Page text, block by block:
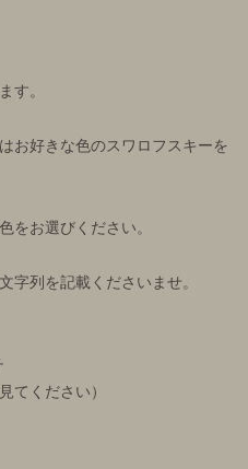
す。
お好きな色のスワロフスキーを
をお選びください。
字列を記載くださいませ。
てください）